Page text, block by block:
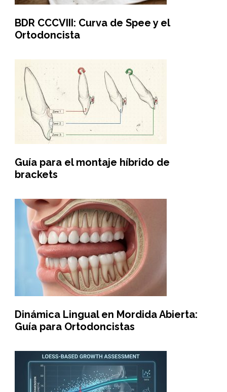
BDR CCCVIII: Curva de Spee y el
Ortodoncista
Guía para el montaje híbrido de
brackets
Dinámica Lingual en Mordida Abierta:
Guía para Ortodoncistas